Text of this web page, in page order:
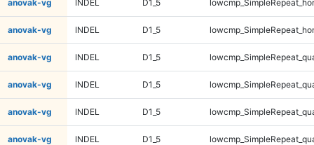
anovak-vg INDEL D1_5
anovak-vg INDEL D1_5
anovak-vg INDEL D1_5
anovak-vg INDEL D1_5
anovak-vg INDEL D1_5
anovak-vg INDEL D1_5